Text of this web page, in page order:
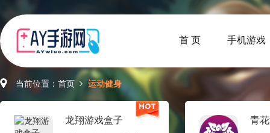
首 页 手机游戏
当前位置： 首页 运动健身
龙翔游戏盒子 青